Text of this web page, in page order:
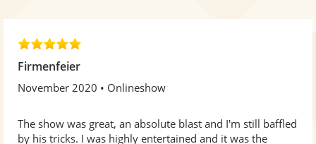
5
v
5
Firmenfeier
November 2020 Onlineshow
The show was great, an absolute blast and I'm still baffled
by his tricks. I was highly entertained and it was the